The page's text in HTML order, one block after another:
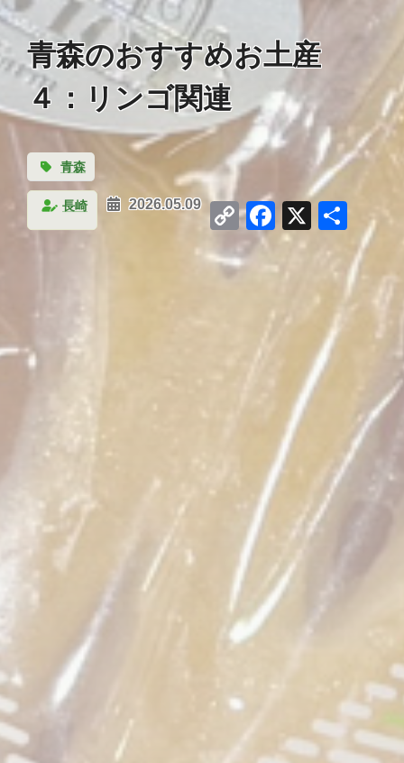
青森のおすすめお土産
４：リンゴ関連
青森
長崎 2026.05.09 Copy
Link
Facebook
X 共
有